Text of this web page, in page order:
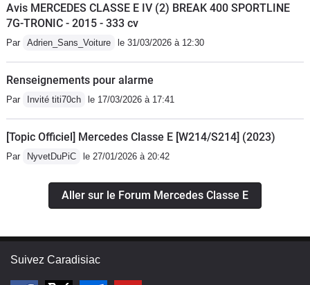
Avis MERCEDES CLASSE E IV (2) BREAK 400 SPORTLINE
7G-TRONIC - 2015 - 333 cv
Par Adrien_Sans_Voiture le 31/03/2026 à 12:30
Renseignements pour alarme
Par Invité titi70ch le 17/03/2026 à 17:41
[Topic Officiel] Mercedes Classe E [W214/S214] (2023)
Par NyvetDuPiC le 27/01/2026 à 20:42
Aller sur le Forum Mercedes Classe E
Suivez Caradisiac